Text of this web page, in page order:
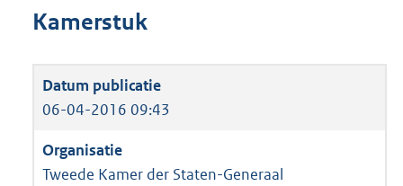
Kamerstuk
06-04-2016 09:43
Tweede Kamer der Staten-Generaal